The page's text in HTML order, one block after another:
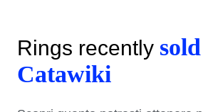
Rings recently
Catawiki